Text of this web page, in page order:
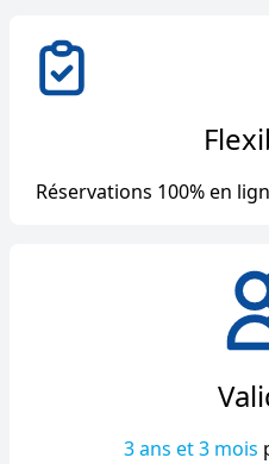
Réservations 100% en
3 ans et 3 mois